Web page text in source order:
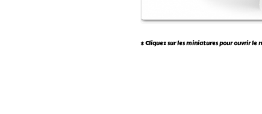
* Cliquez sur les miniatures pour ouvrir le